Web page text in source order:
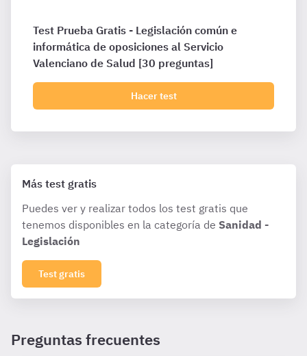
Test Prueba Gratis - Legislación común e
informática de oposiciones al Servicio
Valenciano de Salud [30 preguntas]
Hacer test
Más test gratis
Puedes ver y realizar todos los test gratis que
tenemos disponibles en la categoría de Sanidad -
Legislación
Test gratis
Preguntas frecuentes